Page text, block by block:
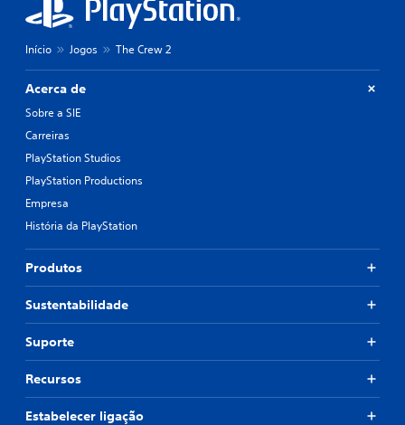
Início Jogos The Crew 2
Acerca de
Sobre a SIE
Carreiras
PlayStation Studios
PlayStation Productions
Empresa
História da PlayStation
Produtos
Sustentabilidade
Suporte
Recursos
Estabelecer ligação